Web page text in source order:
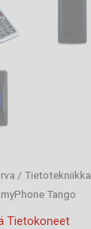
/Tietotekniikka
Tango
Tietokoneet